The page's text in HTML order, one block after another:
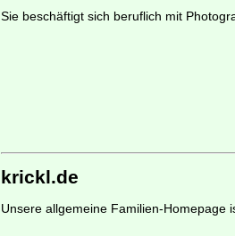
Sie beschäftigt sich beruflich mit
krickl.de
Unsere allgemeine Familien-Homepage